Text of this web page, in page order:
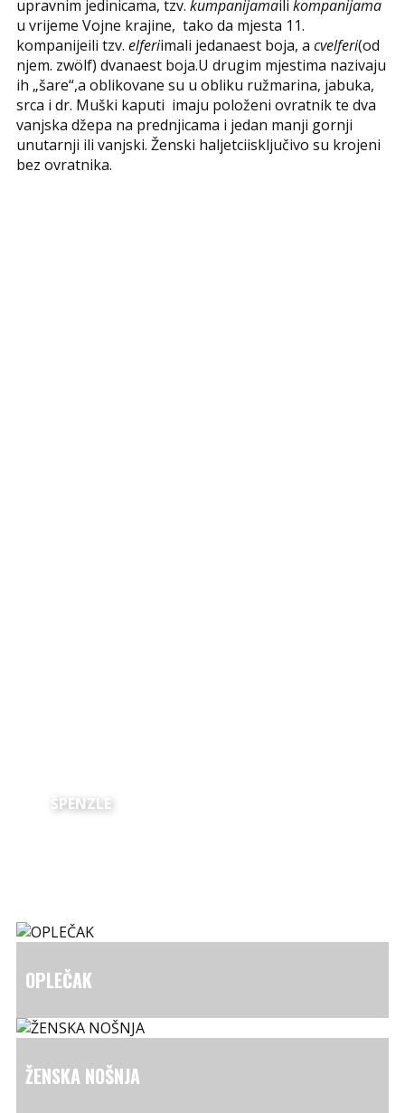
upravnim jedinicama, tzv. kumpanijamaili kompanijama
u vrijeme Vojne krajine, tako da mjesta 11.
kompanijeili tzv. elferiimali jedanaest boja, a cvelferi(od
njem. zwölf) dvanaest boja.U drugim mjestima nazivaju
ih „šare“,a oblikovane su u obliku ružmarina, jabuka,
srca i dr. Muški kaputi imaju položeni ovratnik te dva
vanjska džepa na prednjicama i jedan manji gornji
unutarnji ili vanjski. Ženski haljetciisključivo su krojeni
bez ovratnika.
ŠPENZLE
OPLEČAK
ŽENSKA NOŠNJA